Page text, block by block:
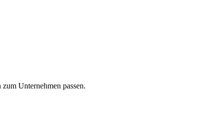
Unternehmen passen.